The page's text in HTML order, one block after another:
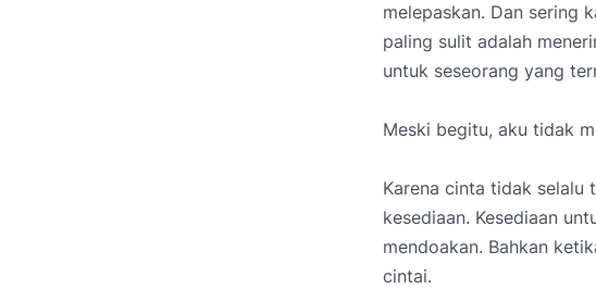
melepaskan. Dan sering
paling sulit adalah
untuk seseorang yang
Meski begitu, aku tidak
Karena cinta tidak selalu
kesediaan. Kesediaan
mendoakan. Bahkan
cintai.